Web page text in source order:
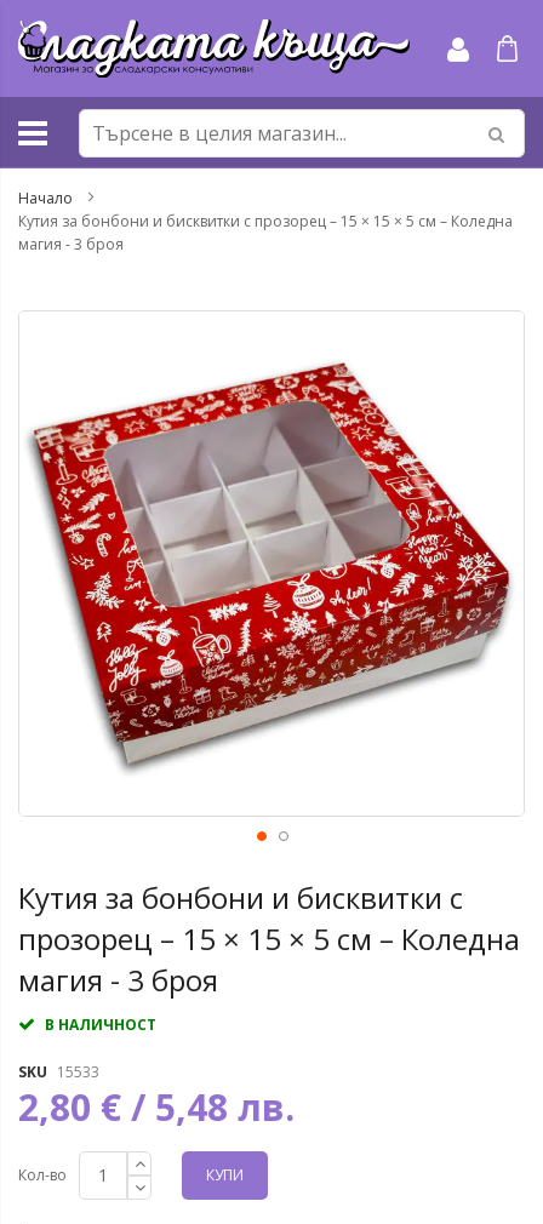
към
съдържанието
Начало
Кутия за бонбони и бисквитки с прозорец – 15 × 15 × 5 см – Коледна
магия - 3 броя
Преминете
галерията
на
изображенията
Кутия за бонбони и бисквитки с
прозорец – 15 × 15 × 5 см – Коледна
магия - 3 броя
В НАЛИЧНОСТ
SKU 15533
2,80 € / 5,48 лв.
Кол-во КУПИ